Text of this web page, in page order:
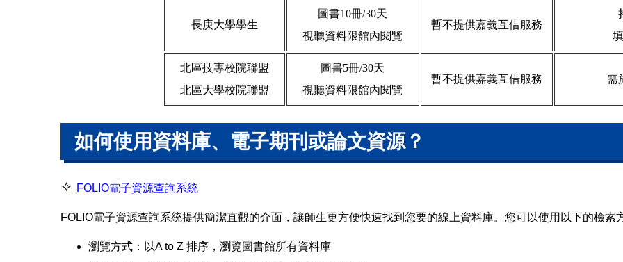
長庚大學學生
圖書10冊/30天
視聽資料限館內閱覽
暫不提供嘉義互借服務
北區技專校院聯盟
北區大學校院聯盟
圖書5冊/30天
視聽資料限館內閱覽
暫不提供嘉義互借服務 需
如何使用資料庫、電子期刊或論文資源？
✧ FOLIO電子資源查詢系統
FOLIO電子資源查詢系統提供簡潔直觀的介面，讓師生更方便快速找到您要的線上資料庫。您可以使用以下的檢索
瀏覽方式：以A to Z 排序，瀏覽圖書館所有資料庫